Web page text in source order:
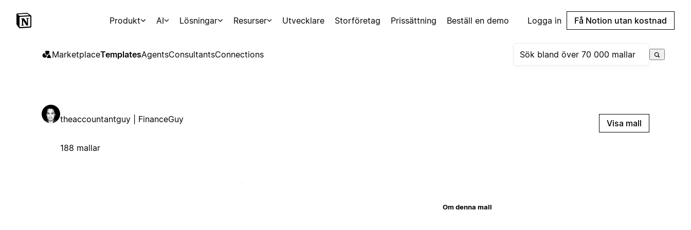
Produkt AI Lösningar Resurser Utvecklare Storföretag Prissättning Beställ en demo Logga in Få Notion utan kostnad
MarketplaceTemplatesAgentsConsultantsConnections
theaccountantguy | FinanceGuy
188 mallar
Visa mall
Om denna mall